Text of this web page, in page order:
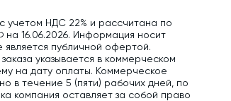
учетом НДС 22% и рассчитана по
16.06.2026. Информация носит
публичной офертой.
указывается в коммерческом
на дату оплаты. Коммерческое
в течение 5 (пяти) рабочих дней, по
компания оставляет за собой право